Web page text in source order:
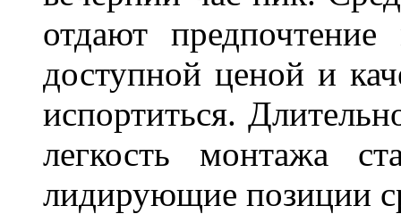
отдают
доступной ценой и
испортиться.
легкость монтажа
лидирующие